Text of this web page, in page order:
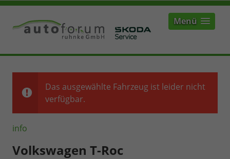
Menü
Das ausgewählte Fahrzeug ist leider nicht
verfügbar.
info
Volkswagen T-Roc